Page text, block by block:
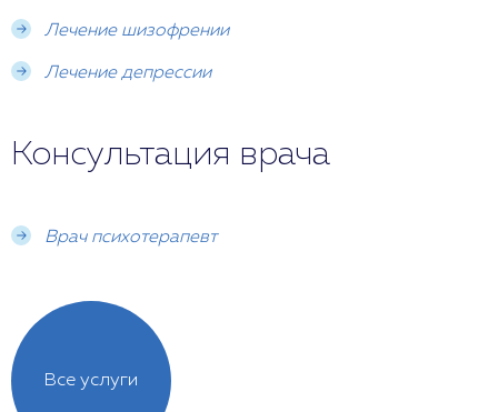
Лечение шизофрении
Лечение депрессии
Консультация врача
Врач психотерапевт
Все услуги